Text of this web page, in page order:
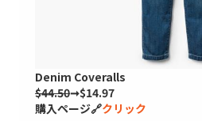
Denim Coveralls
$44.50➞$14.97
購入ページ🔗クリック